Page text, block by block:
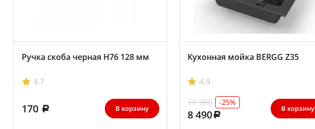
Ручка скоба черная Н76 128 мм
4.7
170 В корзину
Кухонная мойка BERGG Z35
4.9
11 380
-25%
8 490 В корзину